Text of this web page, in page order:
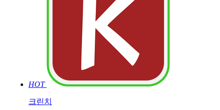
HOT
크린치